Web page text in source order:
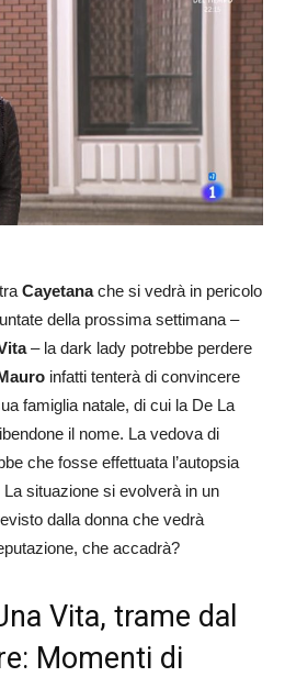
Cayetanache si vedrà in pericolo
della prossima settimana –
– la dark lady potrebbe perdere
infatti tenterà di convincere
famiglia natale, di cui la De La
il nome. La vedova di
che fosse effettuata l’autopsia
situazione si evolverà in un
dalla donna che vedrà
che accadrà?
Vita, trame dal
Momenti di